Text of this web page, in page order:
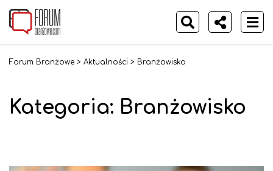
Forum Branżowe > Aktualności > Branżowisko
Kategoria: Branżowisko